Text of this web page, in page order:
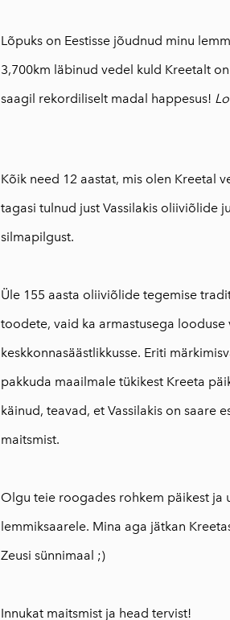
Lõpuks on Eestisse jõudnud minu
3,700km läbinud vedel kuld Kreetalt
saagil rekordiliselt madal happesus!
Kõik need 12 aastat, mis olen Kreetal
tagasi tulnud just Vassilakis oliiviõlide
silmapilgust.
Üle 155 aasta oliiviõlide tegemise
toodete, vaid ka armastusega
keskkonnasäästlikkusse. Eriti
pakkuda maailmale tükikest Kreeta
käinud, teavad, et Vassilakis on saare
maitsmist.
Olgu teie roogades rohkem päikest ja
lemmiksaarele. Mina aga jätkan
Zeusi sünnimaal ;)
Innukat maitsmist ja head tervist!